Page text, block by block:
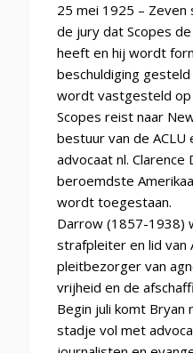
25 mei 1925 – Zeven
de jury dat Scopes
heeft en hij wordt
beschuldiging
wordt vastgesteld op
Scopes reist naar
bestuur van de ACLU
advocaat nl. Clarence
beroemdste
wordt toegestaan.
Darrow (1857-1938)
strafpleiter en lid van
pleitbezorger van
vrijheid en de
Begin juli komt Bryan
stadje vol met